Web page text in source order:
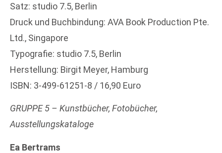
Satz: studio 7.5, Berlin
Druck und Buchbindung: AVA Book Production Pte.
Ltd., Singapore
Typografie: studio 7.5, Berlin
Herstellung: Birgit Meyer, Hamburg
ISBN: 3-499-61251-8 / 16,90 Euro
GRUPPE 5 – Kunstbücher, Fotobücher,
Ausstellungskataloge
Ea Bertrams